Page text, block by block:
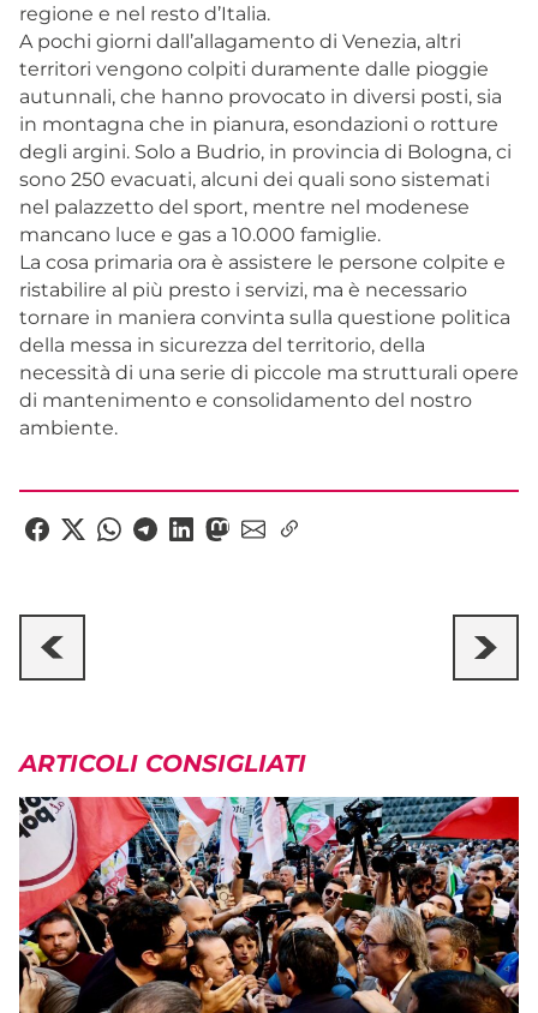
regione e nel resto d’Italia.
A pochi giorni dall’allagamento di Venezia, altri
territori vengono colpiti duramente dalle pioggie
autunnali, che hanno provocato in diversi posti, sia
in montagna che in pianura, esondazioni o rotture
degli argini. Solo a Budrio, in provincia di Bologna, ci
sono 250 evacuati, alcuni dei quali sono sistemati
nel palazzetto del sport, mentre nel modenese
mancano luce e gas a 10.000 famiglie.
La cosa primaria ora è assistere le persone colpite e
ristabilire al più presto i servizi, ma è necessario
tornare in maniera convinta sulla questione politica
della messa in sicurezza del territorio, della
necessità di una serie di piccole ma strutturali opere
di mantenimento e consolidamento del nostro
ambiente.
ARTICOLI CONSIGLIATI